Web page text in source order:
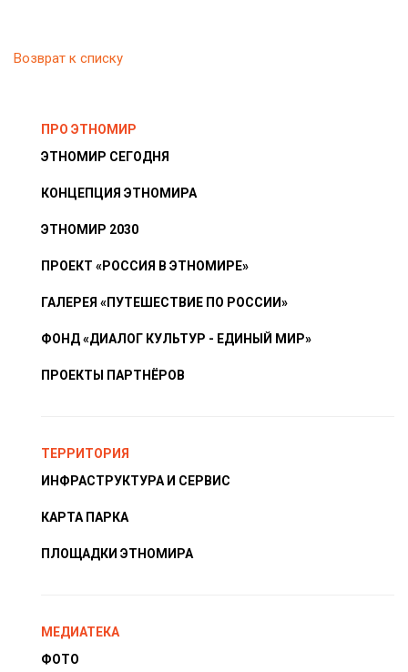
Возврат к списку
ПРО ЭТНОМИР
ЭТНОМИР СЕГОДНЯ
КОНЦЕПЦИЯ ЭТНОМИРА
ЭТНОМИР 2030
ПРОЕКТ «РОССИЯ В ЭТНОМИРЕ»
ГАЛЕРЕЯ «ПУТЕШЕСТВИЕ ПО РОССИИ»
ФОНД «ДИАЛОГ КУЛЬТУР - ЕДИНЫЙ МИР»
ПРОЕКТЫ ПАРТНЁРОВ
ТЕРРИТОРИЯ
ИНФРАСТРУКТУРА И СЕРВИС
КАРТА ПАРКА
ПЛОЩАДКИ ЭТНОМИРА
МЕДИАТЕКА
ФОТО